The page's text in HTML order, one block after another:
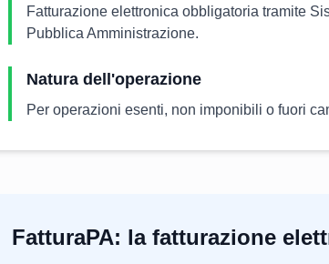
Fatturazione elettronica obbligatoria tramite
Pubblica Amministrazione.
Natura dell'operazione
Per operazioni esenti, non imponibili o fuori
FatturaPA: la fatturazione